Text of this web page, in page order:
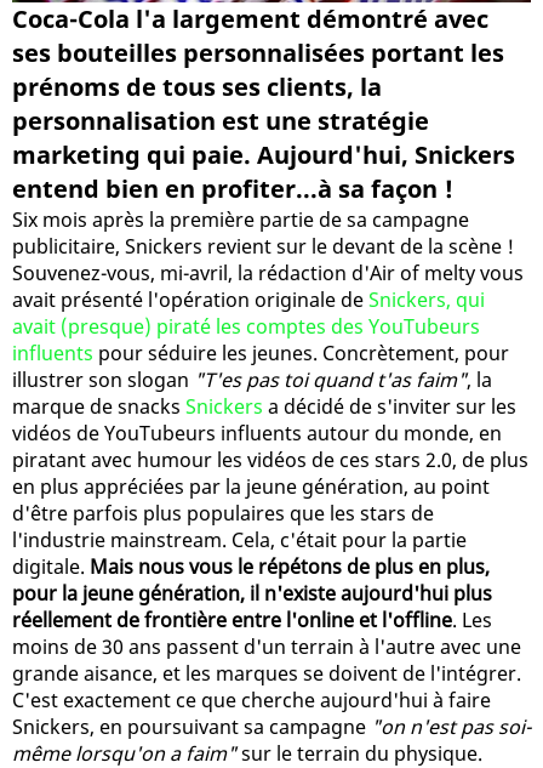
Coca-Cola l'a largement démontré avec
ses bouteilles personnalisées portant les
prénoms de tous ses clients, la
personnalisation est une stratégie
marketing qui paie. Aujourd'hui, Snickers
entend bien en profiter...à sa façon !
Six mois après la première partie de sa campagne
publicitaire, Snickers revient sur le devant de la scène !
Souvenez-vous, mi-avril, la rédaction d'Air of melty vous
avait présenté l'opération originale deSnickers, qui
avait (presque) piraté les comptes des YouTubeurs
influents pour séduire les jeunes. Concrètement, pour
illustrer son slogan "T'es pas toi quand t'as faim", la
marque de snacks Snickers a décidé de s'inviter sur les
vidéos de YouTubeurs influents autour du monde, en
piratant avec humour les vidéos de ces stars 2.0, de plus
en plus appréciées par la jeune génération, au point
d'être parfois plus populaires que les stars de
l'industrie mainstream. Cela, c'était pour la partie
digitale. Mais nous vous le répétons de plus en plus,
pour la jeune génération, il n'existe aujourd'hui plus
réellement de frontière entre l'online et l'offline. Les
moins de 30 ans passent d'un terrain à l'autre avec une
grande aisance, et les marques se doivent de l'intégrer.
C'est exactement ce que cherche aujourd'hui à faire
Snickers, en poursuivant sa campagne "on n'est pas soi-
même lorsqu'on a faim"sur le terrain du physique.